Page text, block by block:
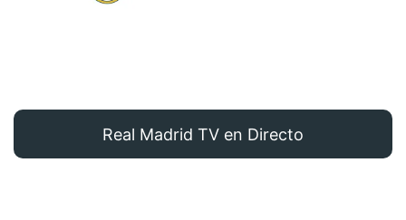
Real Madrid TV en Directo